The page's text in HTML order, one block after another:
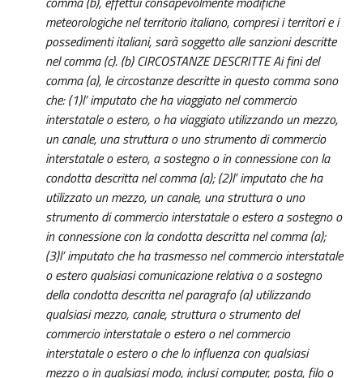
meteorologiche nel territorio italiano, compresi i territori e i
possedimenti italiani, sarà soggetto alle sanzioni descritte
nel comma (c). (b) CIRCOSTANZE DESCRITTE Ai fini del
comma (a), le circostanze descritte in questo comma sono
che: (1)l’ imputato che ha viaggiato nel commercio
interstatale o estero, o ha viaggiato utilizzando un mezzo,
un canale, una struttura o uno strumento di commercio
interstatale o estero, a sostegno o in connessione con la
condotta descritta nel comma (a); (2)l’ imputato che ha
utilizzato un mezzo, un canale, una struttura o uno
strumento di commercio interstatale o estero a sostegno o
in connessione con la condotta descritta nel comma (a);
(3)l’ imputato che ha trasmesso nel commercio interstatale
o estero qualsiasi comunicazione relativa o a sostegno
della condotta descritta nel paragrafo (a) utilizzando
qualsiasi mezzo, canale, struttura o strumento del
commercio interstatale o estero o nel commercio
interstatale o estero o che lo influenza con qualsiasi
mezzo o in qualsiasi modo, inclusi computer, posta, filo o